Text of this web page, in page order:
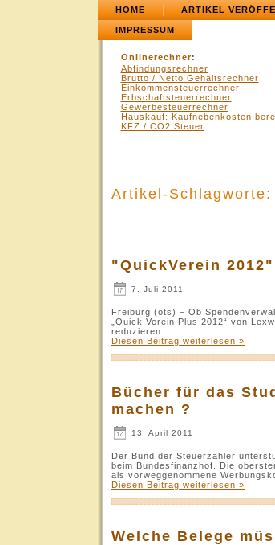
HOME ARTIKEL
IMPRESSUM
Onlinerechner:
Abfindungsrechner
Brutto / Netto Gehaltsrechner
Einkommensteuerrechner
Erbschaftsteuerrechner
Gewerbesteuerrechner
Hauskauf: Kaufnebenkosten
KFZ / CO2 Steuer
Artikel-Schlagworte:
"QuickVerein
7. Juli 2011
Freiburg (ots) – Ob
„Quick Verein Plus 2012“ von
reduzieren.
Diesen Beitrag weiterlesen »
Bücher für das
machen ?
13. April 2011
Der Bund der Steuerzahler
beim Bundesfinanzhof. Die
als vorweggenommene
Diesen Beitrag weiterlesen »
Welche Belege